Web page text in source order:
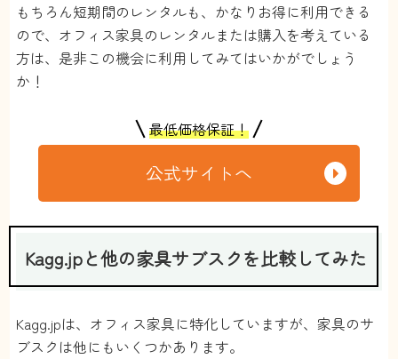
もちろん短期間のレンタルも、かなりお得に利用できる
ので、オフィス家具のレンタルまたは購入を考えている
方は、是非この機会に利用してみてはいかがでしょう
か！
最低価格保証！
公式サイトへ
Kagg.jpと他の家具サブスクを比較してみた
Kagg.jpは、オフィス家具に特化していますが、家具のサ
ブスクは他にもいくつかあります。